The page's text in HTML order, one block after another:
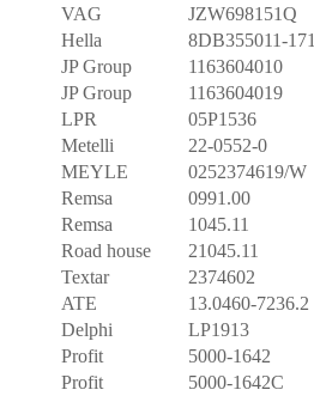
VAG
JZW698151Q
Hella
8DB355011-171
JP Group
1163604010
JP Group
1163604019
LPR
05P1536
Metelli
22-0552-0
MEYLE
0252374619/W
Remsa
0991.00
Remsa
1045.11
Road house
21045.11
Textar
2374602
ATE
13.0460-7236.2
Delphi
LP1913
Profit
5000-1642
Profit
5000-1642C